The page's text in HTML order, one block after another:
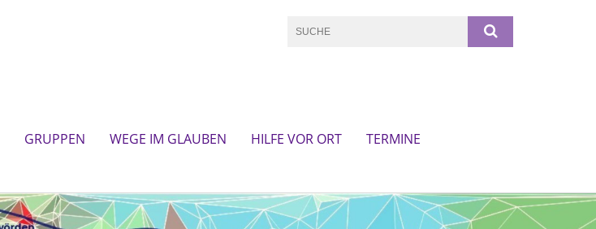
GRUPPEN WEGE IM GLAUBEN HILFE VOR ORT
TERMINE